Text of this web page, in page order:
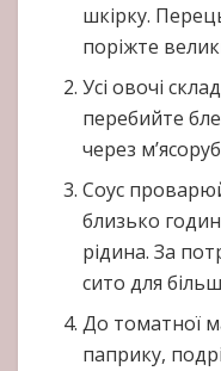
шкірку.
поріжте
Усі овочі
перебийте
через
Соус
близько
рідина. За
сито для
До томатної
паприку,